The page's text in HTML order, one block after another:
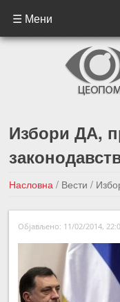
☰ Мени
Избори ДА,
Насловна / Вести/
законодавства НЕ
Објављено: 11/02/2014,